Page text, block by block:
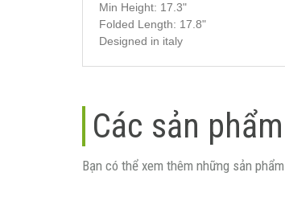
Min Height: 17.3"
Folded Length: 17.8"
Designed in italy
Các sản
Bạn có thể xem thêm những sản